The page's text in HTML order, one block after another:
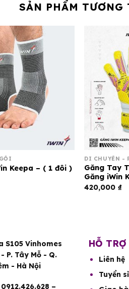
SẢN PHẨM TƯƠNG
Keepa – ( 1 đôi )
DI CHUYỂN -
Găng Tay
Găng iWin
420,000₫
S105 Vinhomes
P. Tây Mỗ - Q.
- Hà Nội
0912.426.628 –
HỖ
Liên hệ
Tuyển